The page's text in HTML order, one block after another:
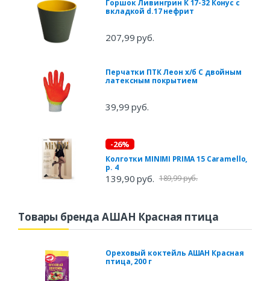
Горшок Ливингрин К 17-32 Конус с
вкладкой d.17 нефрит
207,99 руб.
Перчатки ПТК Леон х/б С двойным
латексным покрытием
39,99 руб.
-26%
Колготки MINIMI PRIMA 15 Caramello,
р. 4
139,90 руб. 189,99 руб.
Товары бренда АШАН Красная птица
Ореховый коктейль АШАН Красная
птица, 200 г